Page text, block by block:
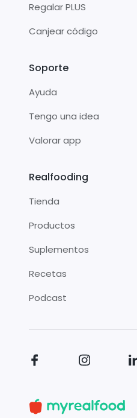
Regalar PLUS
Canjear código
Soporte
Ayuda
Tengo una idea
Valorar app
Realfooding
Tienda
Productos
Suplementos
Recetas
Podcast